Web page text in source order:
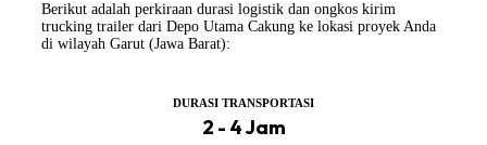
Berikut adalah perkiraan durasi logistik dan ongkos kirim
trucking trailer dari Depo Utama Cakung ke lokasi proyek Anda
di wilayah Garut (Jawa Barat):
DURASI TRANSPORTASI
2 - 4 Jam